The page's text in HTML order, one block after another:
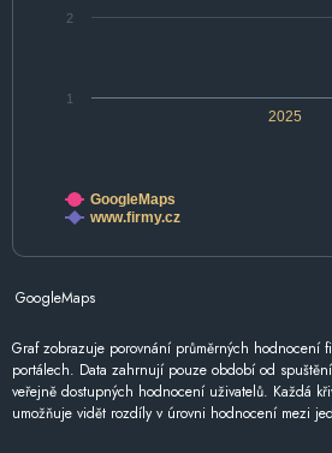
2025
1
2
GoogleMaps
www.firmy.cz
GoogleMaps
Graf zobrazuje porovnání průměrných hodnocení
portálech. Data zahrnují pouze období od
veřejně dostupných hodnocení uživatelů. Každá
umožňuje vidět rozdíly v úrovni hodnocení mezi